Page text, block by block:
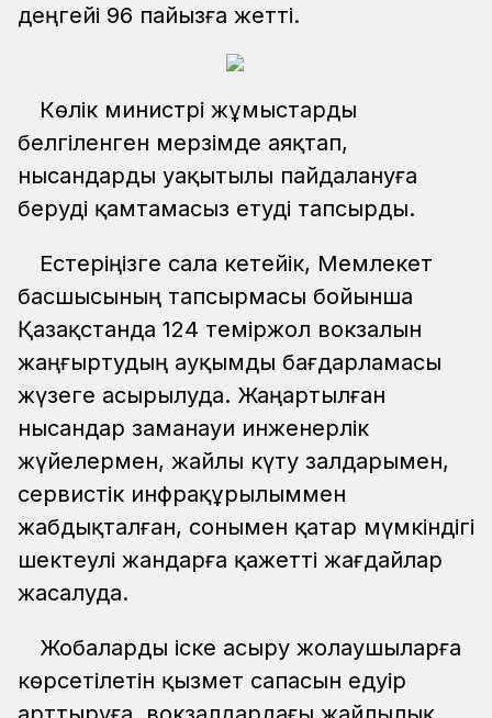
деңгейі 96 пайызға жетті.
Көлік министрі жұмыстарды
белгіленген мерзімде аяқтап,
нысандарды уақытылы пайдалануға
беруді қамтамасыз етуді тапсырды.
Естеріңізге сала кетейік, Мемлекет
басшысының тапсырмасы бойынша
Қазақстанда 124 теміржол вокзалын
жаңғыртудың ауқымды бағдарламасы
жүзеге асырылуда. Жаңартылған
нысандар заманауи инженерлік
жүйелермен, жайлы күту залдарымен,
сервистік инфрақұрылыммен
жабдықталған, сонымен қатар мүмкіндігі
шектеулі жандарға қажетті жағдайлар
жасалуда.
Жобаларды іске асыру жолаушыларға
көрсетілетін қызмет сапасын едәуір